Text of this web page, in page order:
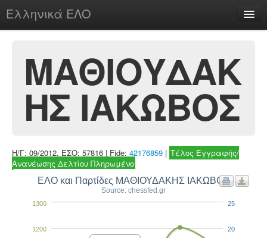
Ελληνικά ΕΛΟ
chesstu.be @ discord
Login
ΜΑΘΙΟΥΔΑΚ
ΗΣ ΙΑΚΩΒΟΣ
Η/Γ: 09/2012, ΕΣΟ: 57816 | Fide: 42176859 | Τέλος Εγγραφής/
Ανανέωσης Δελτίου Πληρωμένο
ΕΛΟ και Παρτίδες ΜΑΘΙΟΥΔΑΚΗΣ ΙΑΚΩΒΟΣ
Source: chessfed.gr
1200
1300
20
25